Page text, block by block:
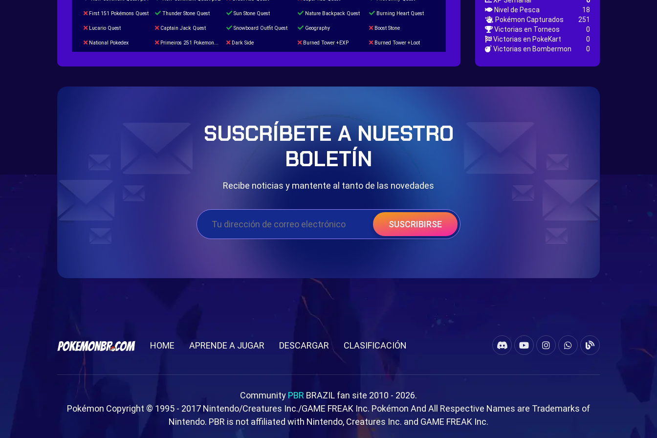
First 151 Pokémons Quest Thunder Stone Quest Sun Stone Quest Nature Backpack Quest Burning Heart Quest
Lucario Quest Captain Jack Quest Snowboard Outfit Quest Geography Boost Stone
National Pokedex Primeiros 251 Pokemons na Pokedex Dark Side Burned Tower +EXP Burned Tower +Loot
Nivel de Pesca
18
Pokémon Capturados
251
Victorias en Torneos
0
Victorias en PokeKart
0
Victorias en Bombermon
0
SUSCRÍBETE A NUESTRO
BOLETÍN
Recibe noticias y mantente al tanto de las novedades
SUSCRIBIRSE
HOME APRENDE A JUGAR DESCARGAR CLASIFICACIÓN
Community PBR BRAZIL fan site 2010 - 2026.
Pokémon Copyright © 1995 - 2017 Nintendo/Creatures Inc./GAME FREAK Inc. Pokémon And All Respective Names are Trademarks of
Nintendo. PBR is not affiliated with Nintendo, Creatures Inc. and GAME FREAK Inc.